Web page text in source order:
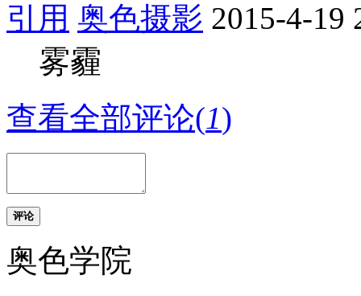
引用 奥色摄影 2015-4-19
雾霾
查看全部评论(1)
评论
奥色学院